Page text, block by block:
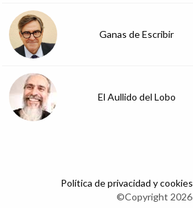
Ganas de Escribir
El Aullido del Lobo
Política de privacidad y cookies
©Copyright 2026